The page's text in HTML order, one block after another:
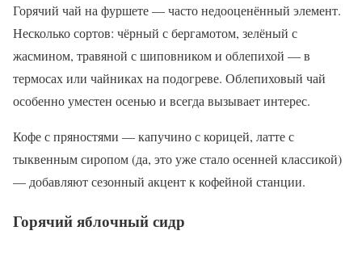
Горячий чай на фуршете — часто недооценённый элемент.
Несколько сортов: чёрный с бергамотом, зелёный с
жасмином, травяной с шиповником и облепихой — в
термосах или чайниках на подогреве. Облепиховый чай
особенно уместен осенью и всегда вызывает интерес.
Кофе с пряностями — капучино с корицей, латте с
тыквенным сиропом (да, это уже стало осенней классикой)
— добавляют сезонный акцент к кофейной станции.
Горячий яблочный сидр